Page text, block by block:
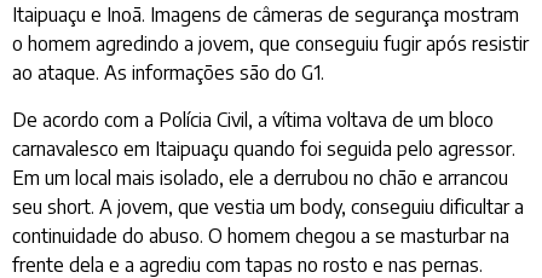
Itaipuaçu e Inoã. Imagens de câmeras de segurança mostram
o homem agredindo a jovem, que conseguiu fugir após resistir
ao ataque. As informações são do G1.
De acordo com a Polícia Civil, a vítima voltava de um bloco
carnavalesco em Itaipuaçu quando foi seguida pelo agressor.
Em um local mais isolado, ele a derrubou no chão e arrancou
seu short. A jovem, que vestia um body, conseguiu dificultar a
continuidade do abuso. O homem chegou a se masturbar na
frente dela e a agrediu com tapas no rosto e nas pernas.